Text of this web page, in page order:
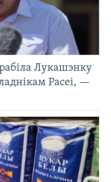
Лукашэнку
Расеі, —